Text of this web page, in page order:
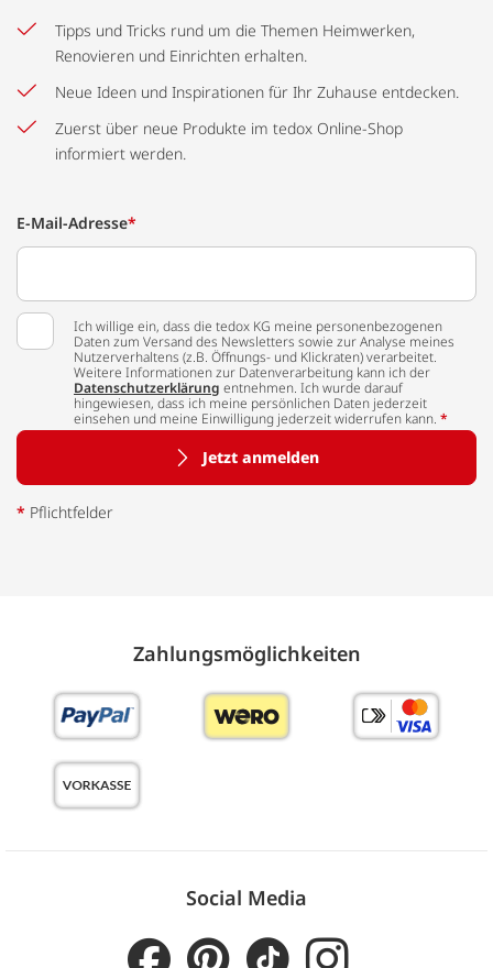
Tipps und Tricks rund um die Themen Heimwerken,
Renovieren und Einrichten erhalten.
Neue Ideen und Inspirationen für Ihr Zuhause entdecken.
Zuerst über neue Produkte im tedox Online-Shop
informiert werden.
E-Mail-Adresse*
Ich willige ein, dass die tedox KG meine personenbezogenen
Daten zum Versand des Newsletters sowie zur Analyse meines
Nutzerverhaltens (z.B. Öffnungs- und Klickraten) verarbeitet.
Weitere Informationen zur Datenverarbeitung kann ich der
Datenschutzerklärung entnehmen. Ich wurde darauf
hingewiesen, dass ich meine persönlichen Daten jederzeit
einsehen und meine Einwilligung jederzeit widerrufen kann. *
Jetzt anmelden
* Pflichtfelder
Zahlungs­möglich­keiten
Social Media